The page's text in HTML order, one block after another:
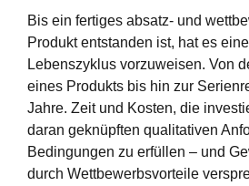
Bis ein fertiges absatz- und
Produkt entstanden ist, hat es
Lebenszyklus vorzuweisen. Von
eines Produkts bis hin zur
Jahre. Zeit und Kosten, die
daran geknüpften qualitativen
Bedingungen zu erfüllen – und
durch Wettbewerbsvorteile